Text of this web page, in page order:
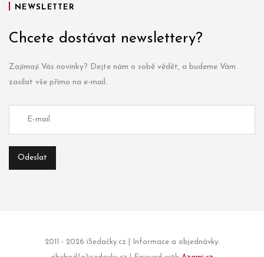
NEWSLETTER
Chcete dostávat newslettery?
Zajímají Vás novinky? Dejte nám o sobě vědět, a budeme Vám
zasílat vše přímo na e-mail.
2011 - 2026 iSedačky.cz | Informace a objednávky: